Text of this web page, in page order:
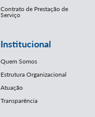
Contrato de Prestação de
Serviço
Institucional
Quem Somos
Estrutura Organizacional
Atuação
Transparência